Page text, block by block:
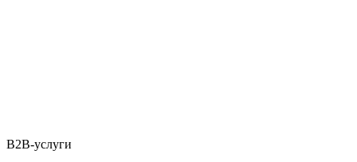
B2B-услуги